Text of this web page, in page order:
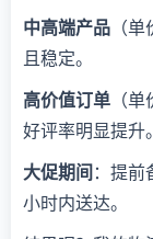
中高端产品 （
且稳定。
高价值订单 （
好评率明显提升。
大促期间：提前
小时内送达。